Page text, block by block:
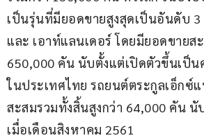
เป็นรุ่นที่มียอดขายสูงสุดเป็นอันดับ
และ เอาท์แลนเดอร์ โดยมียอดขายส
650,000 คัน นับตั้งแต่เปิดตัวขึ้นเป็น
ในประเทศไทย รถยนต์ตระกูลเอ็กซ์
สะสมรวมทั้งสิ้นสูงกว่า 64,000 คัน
เมื่อเดือนสิงหาคม 2561